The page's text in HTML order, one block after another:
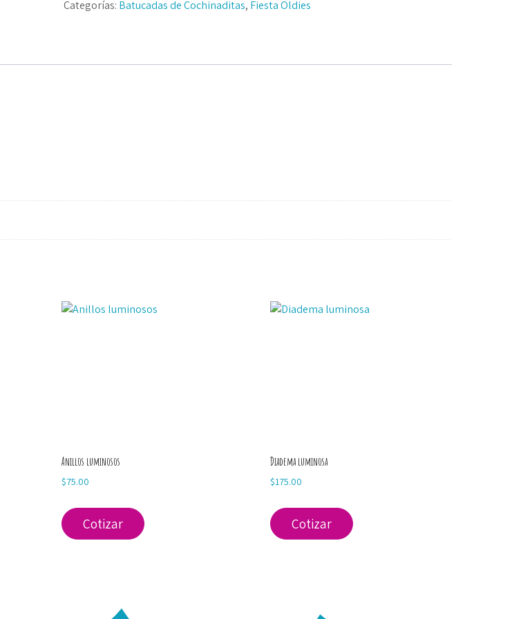
Categorías: Batucadas de Cochinaditas, Fiesta Oldies
Anillos luminosos
$75.00
Cotizar
Diadema luminosa
$175.00
Cotizar